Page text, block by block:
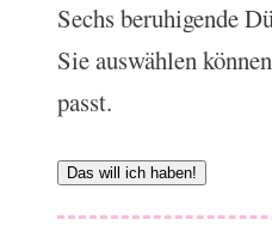
Sechs beruhigende
Sie auswählen
passt.
Das will ich haben!